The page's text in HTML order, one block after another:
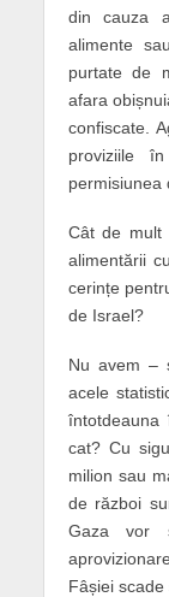
din cauza
alimente
purtate de
afara
confiscate.
proviziile
permisiunea
Cât de mult
alimentării
cerințe
de Israel?
Nu avem –
acele
cat? Cu
milion sau
de război
Gaza vor
Fâșiei scade